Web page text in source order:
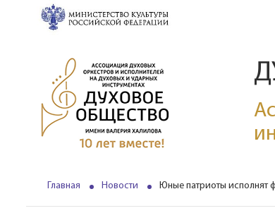
Главная Новости Юные патриоты исполнят